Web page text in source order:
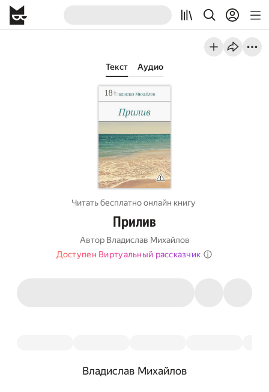
Текст Аудио
Читать бесплатно онлайн книгу
Прилив
Автор Владислав Михайлов
Доступен Виртуальный рассказчик
Владислав Михайлов